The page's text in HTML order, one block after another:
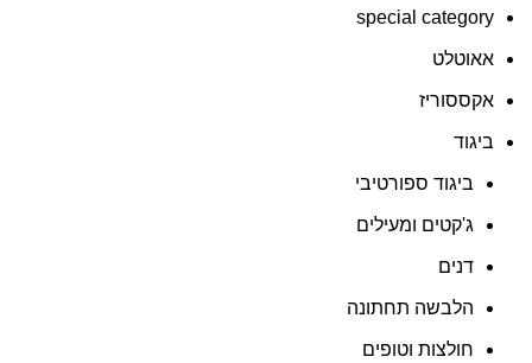
special category
אאוטלט
אקססוריז
ביגוד
ביגוד ספורטיבי
ג'קטים ומעילים
דנים
הלבשה תחתונה
חולצות וטופים